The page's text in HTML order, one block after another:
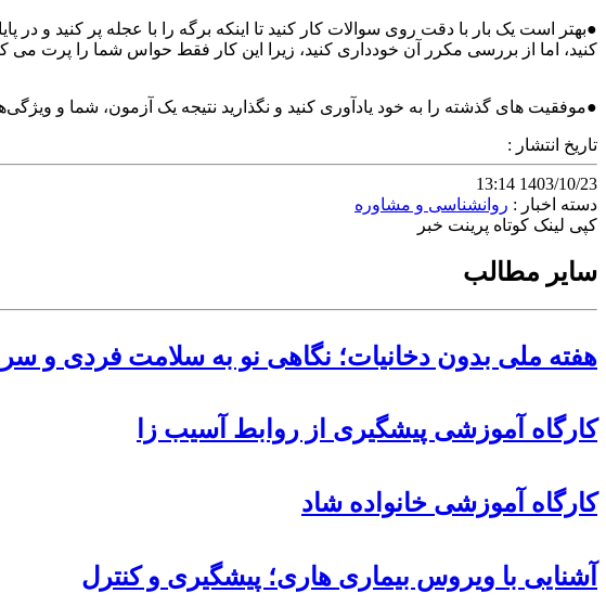
●بهتر است یک بار با دقت روی سوالات کار کنید تا اینکه برگه را با عجله پر کنید
کنید، اما از بررسی مکرر آن خودداری کنید، زیرا این کار فقط حواس شما را پرت
●موفقیت‌ های گذشته را به خود یادآوری کنید و نگذارید نتیجه یک آزمون، شما و
تاریخ انتشار :
1403/10/23 13:14
دسته اخبار : روانشناسی و مشاوره
کپی لینک کوتاه پرینت خبر
سایر مطالب
هفته ملی بدون دخانیات؛ نگاهی نو به سلامت فردی و
کارگاه آموزشی پیشگیری از روابط آسیب زا
کارگاه آموزشی خانواده شاد
آشنایی با ویروس بیماری هاری؛ پیشگیری و کنترل